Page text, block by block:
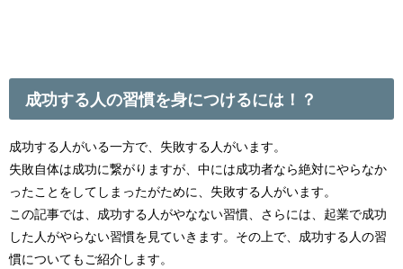
成功する人の習慣を身につけるには！？
成功する人がいる一方で、失敗する人がいます。
失敗自体は成功に繋がりますが、中には成功者なら絶対にやらなか
ったことをしてしまったがために、失敗する人がいます。
この記事では、成功する人がやなない習慣、さらには、起業で成功
した人がやらない習慣を見ていきます。その上で、成功する人の習
慣についてもご紹介します。